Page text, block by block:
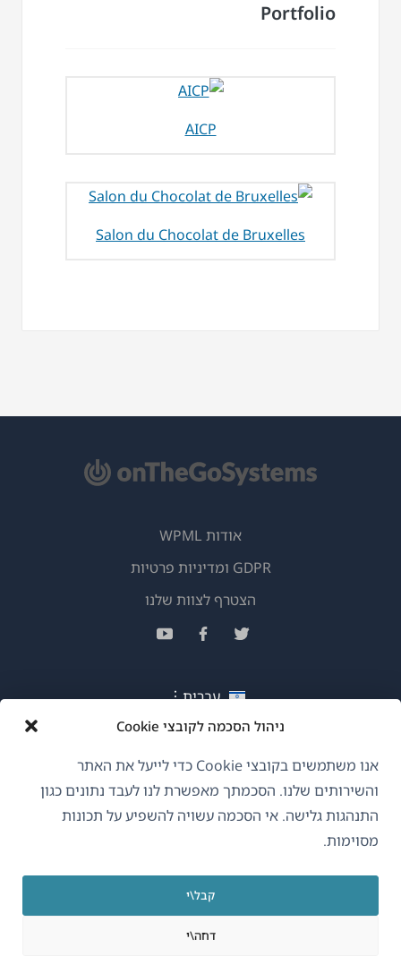
ניהול הסכמה לקובצי Cookie
אנו משתמשים בקובצי Cookie כדי לייעל את האתר
והשירותים שלנו. הסכמתך מאפשרת לנו לעבד נתונים כגון
התנהגות גלישה. אי הסכמה עשויה להשפיע על תכונות
מסוימות.
קבל\י
דחה\י
Portfolio
AICP
Salon du Chocolat de Bruxelles
בחלון
חדש)
עברית
אודות WPML
GDPR ומדיניות פרטיות
הצטרף לצוות שלנו(נפתח
(נפתח
(נפתח(נפתח